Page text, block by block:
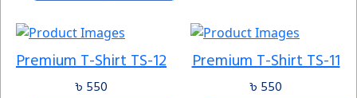
Premium T-Shirt TS-12
৳ 550
Premium T-Shirt TS-11
৳ 550